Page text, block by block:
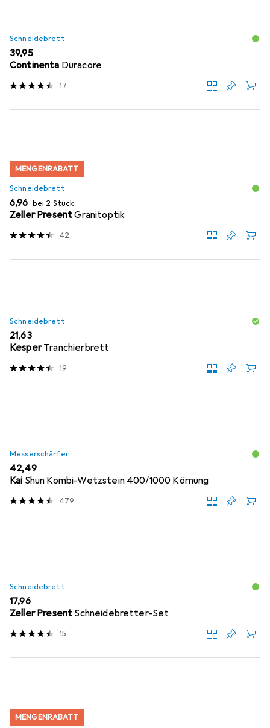
Schneidebrett
EUR
39,95
Continenta Duracore
17
MENGENRABATT
Schneidebrett
EUR
6,96 bei 2 Stück
Zeller PresentGranitoptik
42
Schneidebrett
EUR
21,63
Kesper Tranchierbrett
19
Messerschärfer
EUR
42,49
Kai Shun Kombi-Wetzstein 400/1000 Körnung
479
Schneidebrett
EUR
17,96
Zeller Present Schneidebretter-Set
15
MENGENRABATT